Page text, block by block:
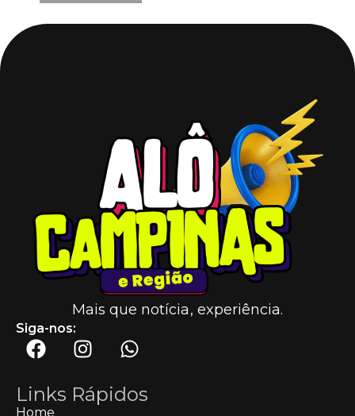
Mais que notícia, experiência.
Siga-nos:
Links Rápidos
Home